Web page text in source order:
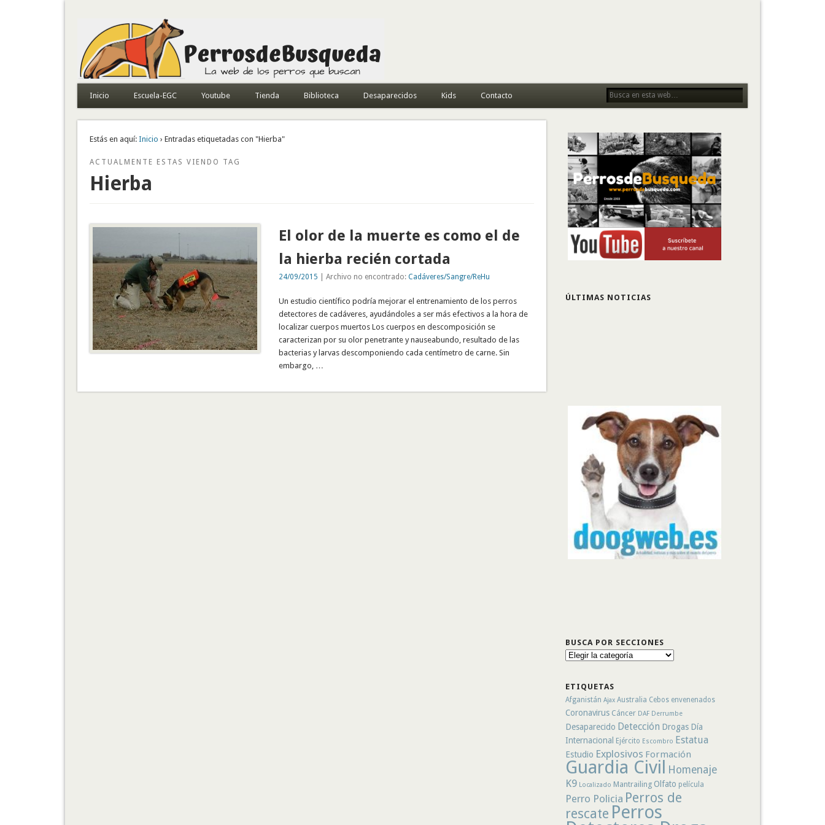
Todo sobre perros de búsqueda y detectores
Inicio Escuela-EGC Youtube Tienda Biblioteca Desaparecidos Kids Contacto
Estás en aquí: Inicio › Entradas etiquetadas con "Hierba"
ACTUALMENTE ESTAS VIENDO TAG
Hierba
El olor de la muerte es como el de
la hierba recién cortada
24/09/2015 | Archivo no encontrado:Cadáveres/Sangre/ReHu
Un estudio científico podría mejorar el entrenamiento de los perros
detectores de cadáveres, ayudándoles a ser más efectivos a la hora de
localizar cuerpos muertos Los cuerpos en descomposición se
caracterizan por su olor penetrante y nauseabundo, resultado de las
bacterias y larvas descomponiendo cada centímetro de carne. Sin
embargo, …
ÚLTIMAS NOTICIAS
BUSCA POR SECCIONES
Busca
ETIQUETAS
Afganistán Ajax Australia Cebos envenenados
Coronavirus Cáncer DAF Derrumbe
Desaparecido Detección Drogas Día
Internacional
Ejército Escombro Estatua
Estudio Explosivos Formación
Guardia Civil
Homenaje
K9 Localizado Mantrailing Olfato película
Perro Policia Perros de
rescate Perros